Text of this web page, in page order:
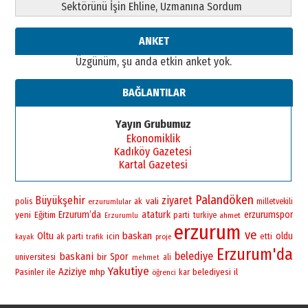
26 Mart 2026 Perşembe
gönül adamı Faruk Terzioğlu!
bir vizyon proje daha!
02 Ağustos 2026 Pazar
Sektörünü İşin Ehline, Uzmanına Sordum
ANKET
Üzgünüm, şu anda etkin anket yok.
BAĞLANTILAR
Yayın Grubumuz
Ekonomiklik
Kadıköy Gazetesi
Kartal Gazetesi
polis Büyükşehir erzurumlular ak vali ziyaret Palandöken milletvekili
yeni Eğitim Erzurum’da Erzurumlu ataturk parti turkiye ahmet erzurumspor
kayak Oltu ak parti trafik icin baskan proje erzurum ve etti oldu
universitesi baskani bir Spor mehmet ali belediye Erzurum'da
Pasinler ile Aziziye mhp Yakutiye öğrenci kar belediyesi il